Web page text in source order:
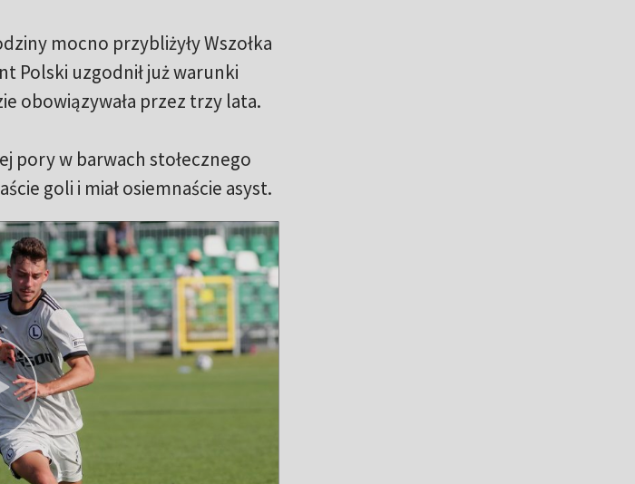
mocno przybliżyły Wszołka
Polski uzgodnił już warunki
obowiązywała przez trzy lata.
pory w barwach stołecznego
goli i miał osiemnaście asyst.